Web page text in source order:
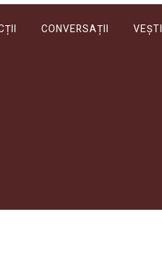
CONVERSAȚII VEȘTI